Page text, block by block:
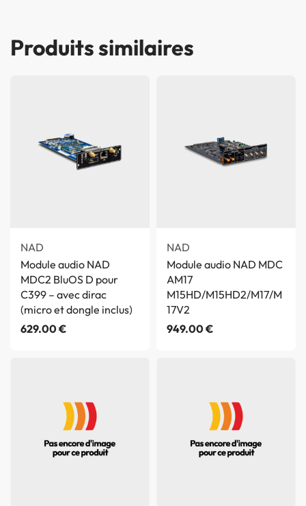
Produits similaires
NAD
Module audio NAD
MDC2 BluOS D pour
C399 – avec dirac
(micro et dongle inclus)
629.00€
NAD
Module audio NAD MDC
AM17
M15HD/M15HD2/M17/M
17V2
949.00€